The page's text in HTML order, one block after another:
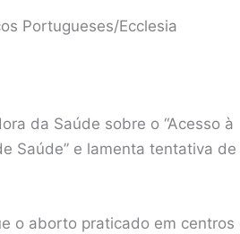
Portugueses/Ecclesia
da Saúde sobre o “Acesso à
Saúde” e lamenta tentativa de
o aborto praticado em centros